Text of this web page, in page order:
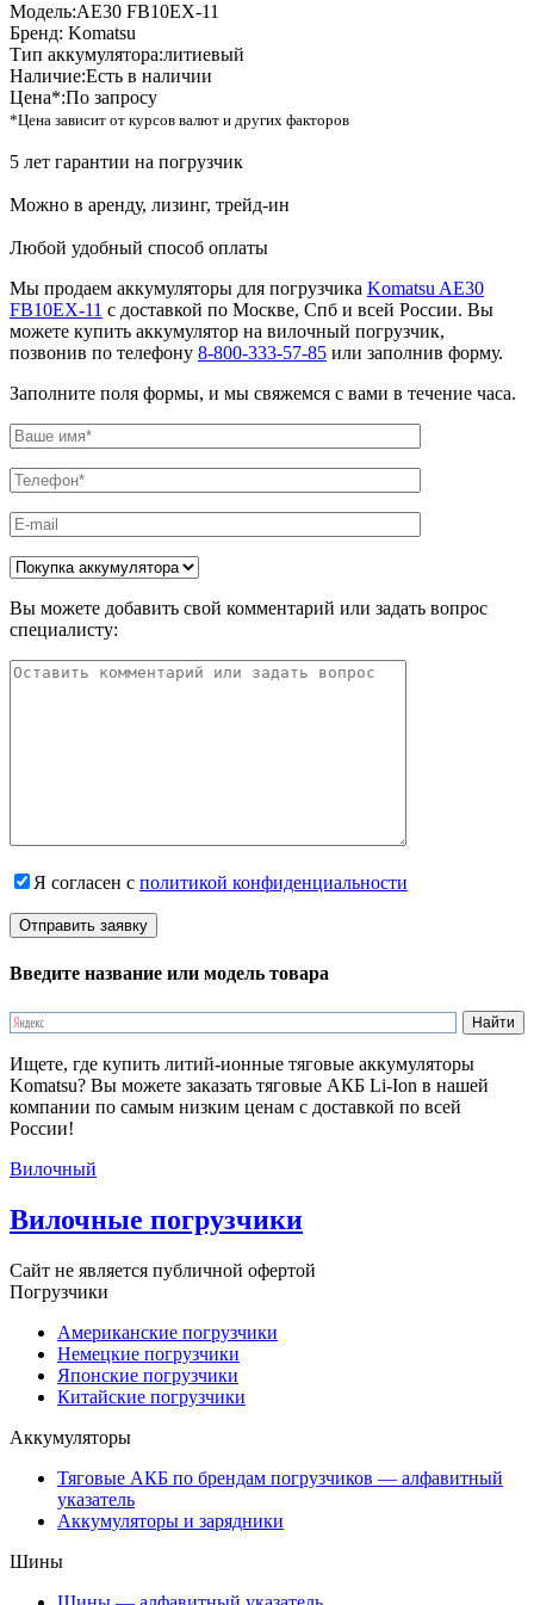
Модель:AE30 FB10EX-11
Бренд: Komatsu
Тип аккумулятора:литиевый
Наличие:Есть в наличии
Цена*:По запросу
*Цена зависит от курсов валют и других факторов
5 лет гарантии на погрузчик
Можно в аренду, лизинг, трейд-ин
Любой удобный способ оплаты
Мы продаем аккумуляторы для погрузчика Komatsu AE30
FB10EX-11 с доставкой по Москве, Спб и всей России. Вы
можете купить аккумулятор на вилочный погрузчик,
позвонив по телефону 8-800-333-57-85 или заполнив форму.
Заполните поля формы, и мы свяжемся с вами в течение часа.
Вы можете добавить свой комментарий или задать вопрос
специалисту:
Я согласен с политикой конфиденциальности
Введите название или модель товара
Ищете, где купить литий-ионные тяговые аккумуляторы
Komatsu? Вы можете заказать тяговые АКБ Li-Ion в нашей
компании по самым низким ценам с доставкой по всей
России!
Вилочный
Вилочные погрузчики
Сайт не является публичной офертой
Погрузчики
Американские погрузчики
Немецкие погрузчики
Японские погрузчики
Китайские погрузчики
Аккумуляторы
Тяговые АКБ по брендам погрузчиков — алфавитный
указатель
Аккумуляторы и зарядники
Шины